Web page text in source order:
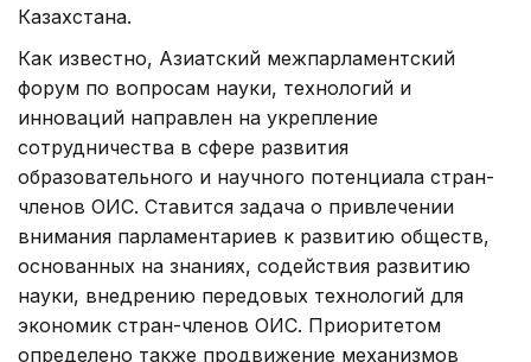
Казахстана.
Как известно, Азиатский межпарламентский
форум по вопросам науки, технологий и
инноваций направлен на укрепление
сотрудничества в сфере развития
образовательного и научного потенциала стран-
членов ОИС. Ставится задача о привлечении
внимания парламентариев к развитию обществ,
основанных на знаниях, содействия развитию
науки, внедрению передовых технологий для
экономик стран-членов ОИС. Приоритетом
определено также продвижение механизмов